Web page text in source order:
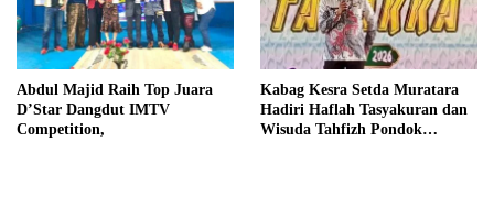
Abdul Majid Raih Top Juara
D’Star Dangdut IMTV
Competition,
Kabag Kesra Setda Muratara
Hadiri Haflah Tasyakuran dan
Wisuda Tahfizh Pondok